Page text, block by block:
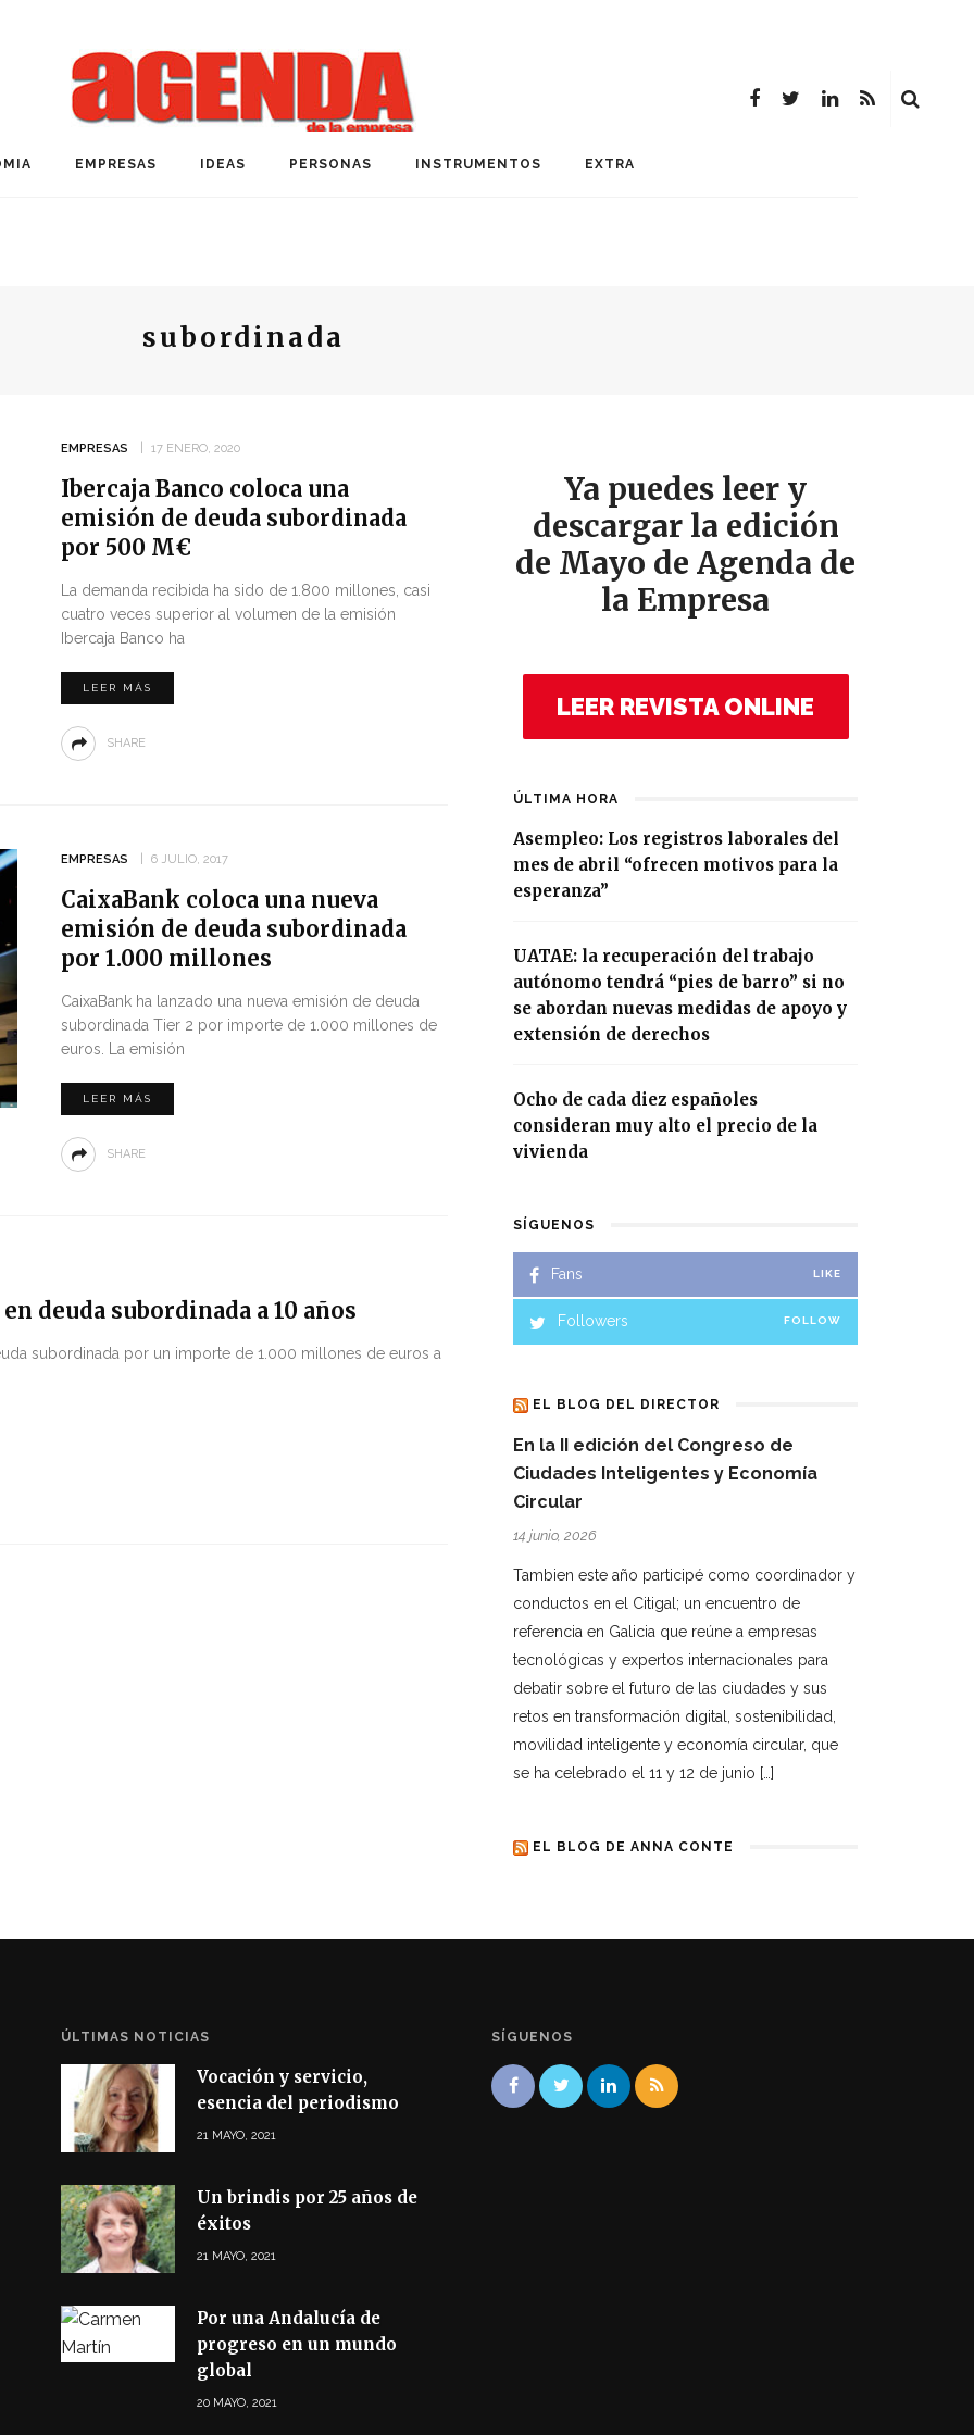
EMPRESAS IDEAS PERSONAS INSTRUMENTOS EXTRA
subordinada
EMPRESAS 17 ENERO, 2020
Ibercaja Banco coloca una
emisión de deuda subordinada
por 500 M€
La demanda recibida ha sido de 1.800 millones, casi
cuatro veces superior al volumen de la emisión
Ibercaja Banco ha
LEER MÁS
SHARE
EMPRESAS 6 JULIO, 2017
CaixaBank coloca una nueva
emisión de deuda subordinada
por 1.000 millones
CaixaBank ha lanzado una nueva emisión de deuda
subordinada Tier 2 por importe de 1.000 millones de
euros. La emisión
LEER MÁS
SHARE
deuda subordinada a 10 años
subordinada por un importe de 1.000 millones de euros a
Ya puedes leer y
descargar la edición
de Mayo de Agenda de
la Empresa
LEER REVISTA ONLINE
ÚLTIMA HORA
Asempleo: Los registros laborales del
mes de abril “ofrecen motivos para la
esperanza”
UATAE: la recuperación del trabajo
autónomo tendrá “pies de barro” si no
se abordan nuevas medidas de apoyo y
extensión de derechos
Ocho de cada diez españoles
consideran muy alto el precio de la
vivienda
SÍGUENOS
Fans LIKE
Followers FOLLOW
EL BLOG DEL DIRECTOR
En la II edición del Congreso de
Ciudades Inteligentes y Economía
Circular
14 junio, 2026
Tambien este año participé como coordinador y
conductos en el Citigal; un encuentro de
referencia en Galicia que reúne a empresas
tecnológicas y expertos internacionales para
debatir sobre el futuro de las ciudades y sus
retos en transformación digital, sostenibilidad,
movilidad inteligente y economía circular, que
se ha celebrado el 11 y 12 de junio […]
EL BLOG DE ANNA CONTE
ÚLTIMAS NOTICIAS
Vocación y servicio,
esencia del periodismo
21 MAYO, 2021
Un brindis por 25 años de
éxitos
21 MAYO, 2021
Por una Andalucía de
progreso en un mundo
global
20 MAYO, 2021
SÍGUENOS